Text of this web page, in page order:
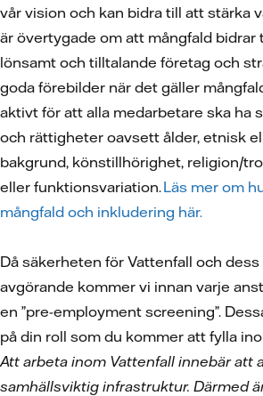
vår vision och kan bidra till att stärka
är övertygade om att mångfald
lönsamt och tilltalande företag och
goda förebilder när det gäller
aktivt för att alla medarbetare ska ha
och rättigheter oavsett ålder, etnisk
bakgrund, könstillhörighet, religion/
eller funktionsvariation.Läs mer om
mångfald och inkludering här.
Då säkerheten för Vattenfall och
avgörande kommer vi innan varje
en ”pre-employment screening”.
på din roll som du kommer att fylla
Att arbeta inom Vattenfall innebär att
samhällsviktig infrastruktur. Därmed